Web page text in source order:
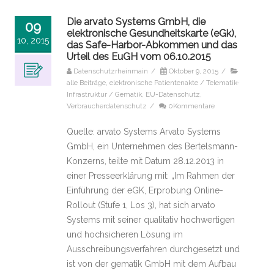
09
10, 2015
Die arvato Systems GmbH, die
elektronische Gesundheitskarte (eGk),
das Safe-Harbor-Abkommen und das
Urteil des EuGH vom 06.10.2015
Datenschutzrheinmain / Oktober 9, 2015 /
alle Beiträge, elektronische Patientenakte / Telematik-
Infrastruktur / Gematik, EU-Datenschutz,
Verbraucherdatenschutz / 0Kommentare
Quelle: arvato Systems Arvato Systems
GmbH, ein Unternehmen des Bertelsmann-
Konzerns, teilte mit Datum 28.12.2013 in
einer Presseerklärung mit: „Im Rahmen der
Einführung der eGK, Erprobung Online-
Rollout (Stufe 1, Los 3), hat sich arvato
Systems mit seiner qualitativ hochwertigen
und hochsicheren Lösung im
Ausschreibungsverfahren durchgesetzt und
ist von der gematik GmbH mit dem Aufbau